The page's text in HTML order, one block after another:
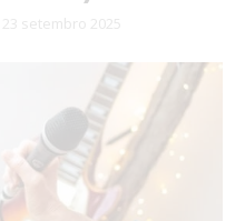
23 setembro 2025